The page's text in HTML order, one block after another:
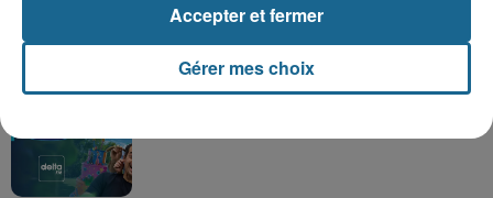
Gagnez vos entrées pour le parc
Gérer mes choix
Accepter et fermer